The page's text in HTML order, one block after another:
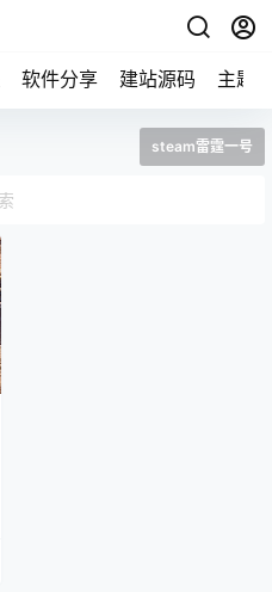
软件分享 建站源码 主题
steam雷霆一号